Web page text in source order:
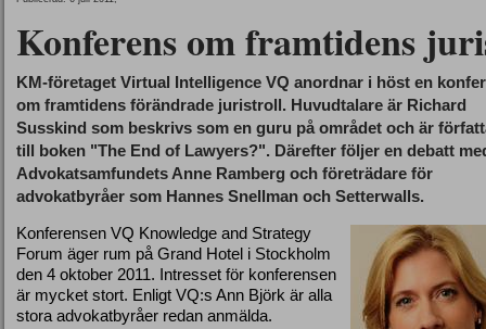
Konferens om framtidens
KM-företaget Virtual Intelligence VQ anordnar i höst en
om framtidens förändrade juristroll. Huvudtalare är Richard
Susskind som beskrivs som en guru på området och är
till boken "The End of Lawyers?". Därefter följer en debatt
Advokatsamfundets Anne Ramberg och företrädare för
advokatbyråer som Hannes Snellman och Setterwalls.
Konferensen VQ Knowledge and Strategy
Forum äger rum på Grand Hotel i Stockholm
den 4 oktober 2011. Intresset för konferensen
är mycket stort. Enligt VQ:s Ann Björk är alla
stora advokatbyråer redan anmälda.